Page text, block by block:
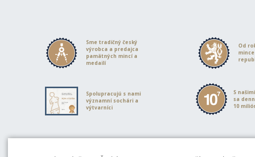
Sme tradičný český
výrobca a predajca
pamätných mincí a
medailí
Od
Spolupracujú s nami
významní sochári a
výtvarníci
S
sa
10